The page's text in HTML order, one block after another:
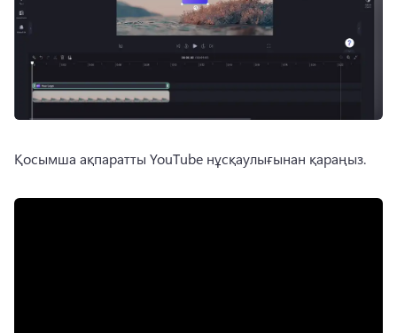
Қосымша ақпаратты YouTube нұсқаулығынан қараңыз.